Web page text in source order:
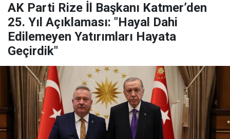
AK Parti Rize İl Başkanı Katmer’den
25. Yıl Açıklaması: "Hayal Dahi
Edilemeyen Yatırımları Hayata
Geçirdik"